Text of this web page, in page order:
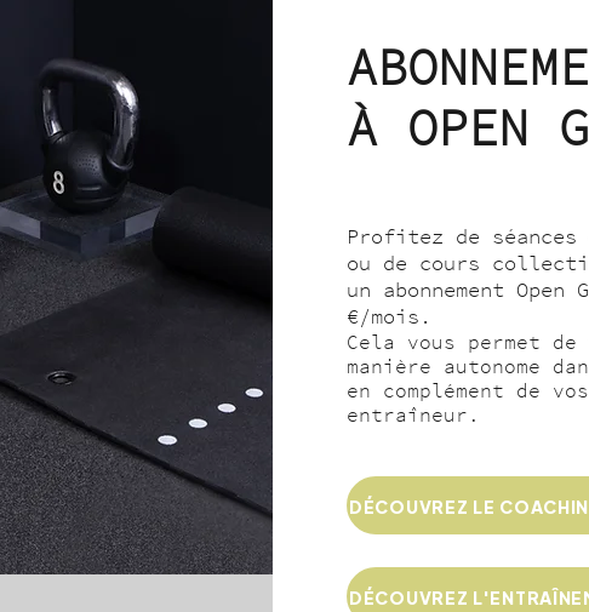
À OPEN
Profitez de séances
ou de cours
un abonnement
€/mois.
Cela vous permet
manière autonome
en complément de
entraîneur.